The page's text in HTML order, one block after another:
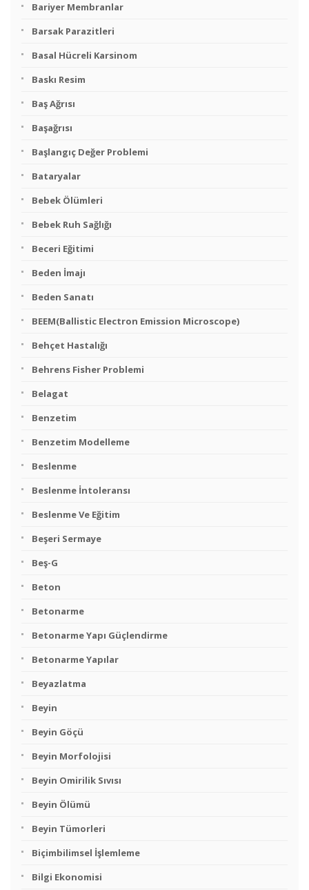
Bariyer Membranlar
Barsak Parazitleri
Basal Hücreli Karsinom
Baskı Resim
Baş Ağrısı
Başağrısı
Başlangıç Değer Problemi
Bataryalar
Bebek Ölümleri
Bebek Ruh Sağlığı
Beceri Eğitimi
Beden İmajı
Beden Sanatı
BEEM(Ballistic Electron Emission Microscope)
Behçet Hastalığı
Behrens Fisher Problemi
Belagat
Benzetim
Benzetim Modelleme
Beslenme
Beslenme İntoleransı
Beslenme Ve Eğitim
Beşeri Sermaye
Beş-G
Beton
Betonarme
Betonarme Yapı Güçlendirme
Betonarme Yapılar
Beyazlatma
Beyin
Beyin Göçü
Beyin Morfolojisi
Beyin Omirilik Sıvısı
Beyin Ölümü
Beyin Tümorleri
Biçimbilimsel İşlemleme
Bilgi Ekonomisi